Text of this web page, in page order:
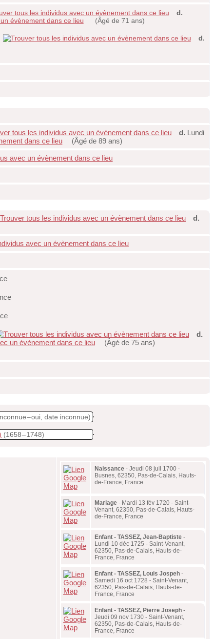
d.
(Âgé de 71 ans)
d.
d. Lundi
(Âgé de 89 ans)
d.
d.
(Âgé de 75 ans)
– oui, date inconnue)
(1658 – 1748)
Naissance - Jeudi 08 juil 1700 -
Busnes, 62350, Pas-de-Calais, Hauts-
de-France, France
Mariage - Mardi 13 fév 1720 - Saint-
Venant, 62350, Pas-de-Calais, Hauts-
de-France, France
Enfant - TASSEZ, Jean-Baptiste -
Lundi 10 déc 1725 - Saint-Venant,
62350, Pas-de-Calais, Hauts-de-
France, France
Enfant - TASSEZ, Louis Jospeh -
Samedi 16 oct 1728 - Saint-Venant,
62350, Pas-de-Calais, Hauts-de-
France, France
Enfant - TASSEZ, Pierre Joseph -
Jeudi 09 nov 1730 - Saint-Venant,
62350, Pas-de-Calais, Hauts-de-
France, France